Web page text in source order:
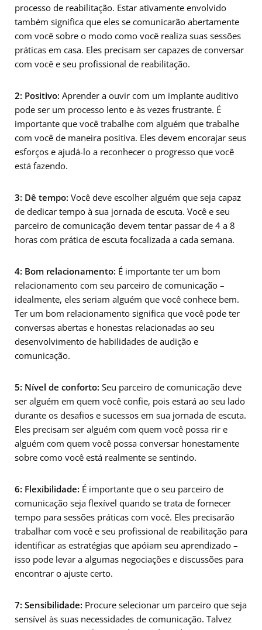
processo de reabilitação. Estar ativamente envolvido
também significa que eles se comunicarão abertamente
com você sobre o modo como você realiza suas sessões
práticas em casa. Eles precisam ser capazes de conversar
com você e seu profissional de reabilitação.
2: Positivo: Aprender a ouvir com um implante auditivo
pode ser um processo lento e às vezes frustrante. É
importante que você trabalhe com alguém que trabalhe
com você de maneira positiva. Eles devem encorajar seus
esforços e ajudá-lo a reconhecer o progresso que você
está fazendo.
3: Dê tempo: Você deve escolher alguém que seja capaz
de dedicar tempo à sua jornada de escuta. Você e seu
parceiro de comunicação devem tentar passar de 4 a 8
horas com prática de escuta focalizada a cada semana.
4: Bom relacionamento: É importante ter um bom
relacionamento com seu parceiro de comunicação –
idealmente, eles seriam alguém que você conhece bem.
Ter um bom relacionamento significa que você pode ter
conversas abertas e honestas relacionadas ao seu
desenvolvimento de habilidades de audição e
comunicação.
5: Nível de conforto: Seu parceiro de comunicação deve
ser alguém em quem você confie, pois estará ao seu lado
durante os desafios e sucessos em sua jornada de escuta.
Eles precisam ser alguém com quem você possa rir e
alguém com quem você possa conversar honestamente
sobre como você está realmente se sentindo.
6: Flexibilidade: É importante que o seu parceiro de
comunicação seja flexível quando se trata de fornecer
tempo para sessões práticas com você. Eles precisarão
trabalhar com você e seu profissional de reabilitação para
identificar as estratégias que apóiam seu aprendizado –
isso pode levar a algumas negociações e discussões para
encontrar o ajuste certo.
7: Sensibilidade: Procure selecionar um parceiro que seja
sensível às suas necessidades de comunicação. Talvez